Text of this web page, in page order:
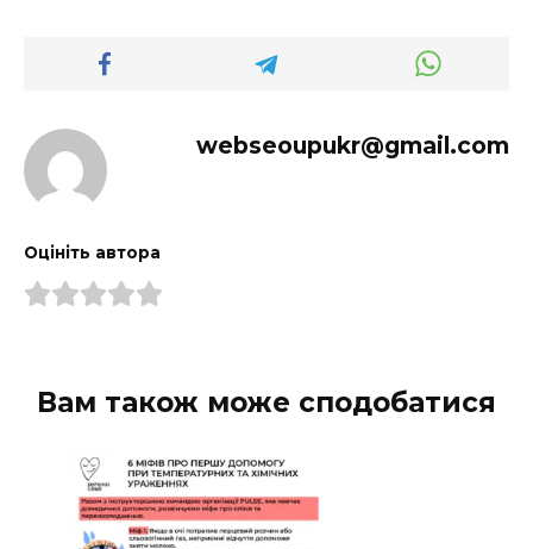
webseoupukr@gmail.com
Оцініть автора
Вам також може сподобатися